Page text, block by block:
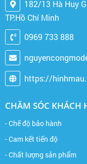
182/13 Hà Huy
TP.Hồ Chí Minh
0969 733 888
https://
CHĂM SÓC KHÁCH
- Chế độ bảo hành
- Cam kết tiến độ
- Chất lượng sản phẩm